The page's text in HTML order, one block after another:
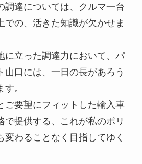
調達については、クルマ一台
での、活きた知識が欠かせま
に立った調達力において、パ
山口には、一日の長があろう
。
ご要望にフィットした輸入車
で提供する、これが私のポリ
変わることなく目指してゆく